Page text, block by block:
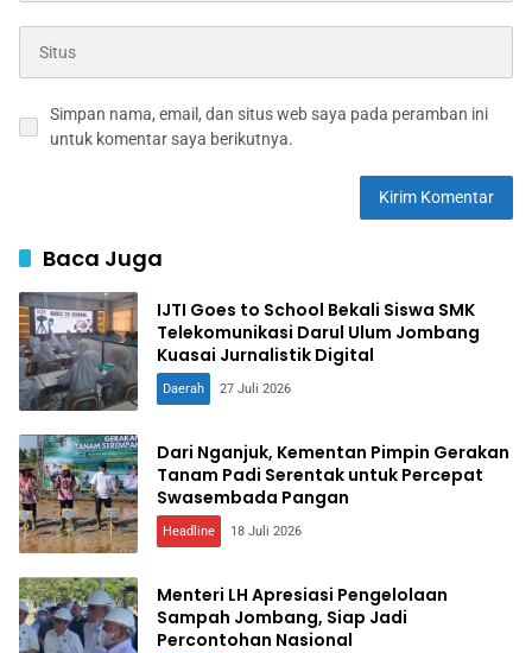
Simpan nama, email, dan situs web saya pada peramban ini
untuk komentar saya berikutnya.
Baca Juga
IJTI Goes to School Bekali Siswa SMK
Telekomunikasi Darul Ulum Jombang
Kuasai Jurnalistik Digital
Daerah 27 Juli 2026
Dari Nganjuk, Kementan Pimpin Gerakan
Tanam Padi Serentak untuk Percepat
Swasembada Pangan
Headline 18 Juli 2026
Menteri LH Apresiasi Pengelolaan
Sampah Jombang, Siap Jadi
Percontohan Nasional